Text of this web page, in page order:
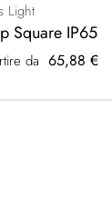
Light
Square IP65
da 65,88 €